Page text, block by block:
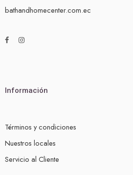
bathandhomecenter.com.ec
Información
Términos y condiciones
Nuestros locales
Servicio al Cliente